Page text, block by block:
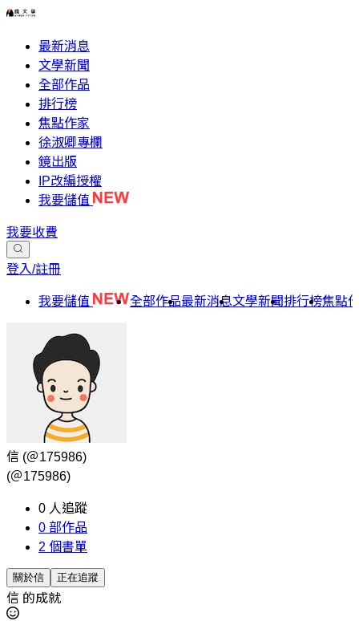
最新消息
文學新聞
全部作品
排行榜
焦點作家
徐淑卿專欄
鏡出版
IP改編授權
我要儲值
我要收費
登入/註冊
我要儲值 全部作品最新消息文學新聞排行榜焦點
信 (＠175986)
(＠175986)
0 人追蹤
0 部作品
2 個書單
關於信 正在追蹤
信 的成就